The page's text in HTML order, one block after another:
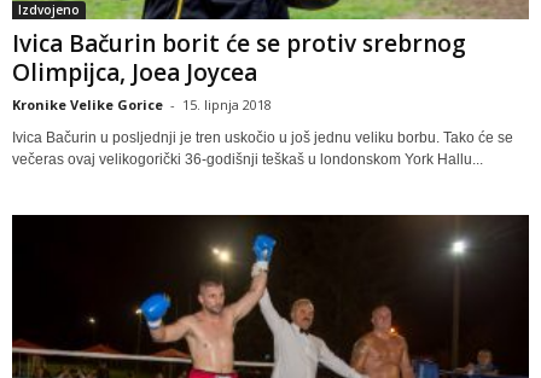
Izdvojeno
Ivica Bačurin borit će se protiv srebrnog
Olimpijca, Joea Joycea
Kronike Velike Gorice - 15. lipnja 2018
Ivica Bačurin u posljednji je tren uskočio u još jednu veliku borbu. Tako će se
večeras ovaj velikogorički 36-godišnji teškaš u londonskom York Hallu...